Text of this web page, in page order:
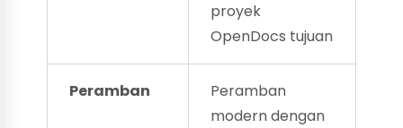
proyek
OpenDocs tujuan
Peramban
Peramban
modern dengan